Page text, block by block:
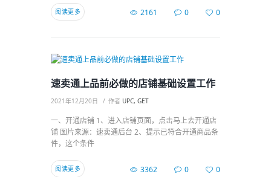
阅读更多 2161 0 0
速卖通上品前必做的店铺基础设置工作
2021年12月20日 作者 UPC, GET
一、开通店铺 1、进入店铺页面，点击马上去开通店
铺 图片来源：速卖通后台 2、提示已符合开通商品条
件，这个条件
阅读更多 3362 0 0